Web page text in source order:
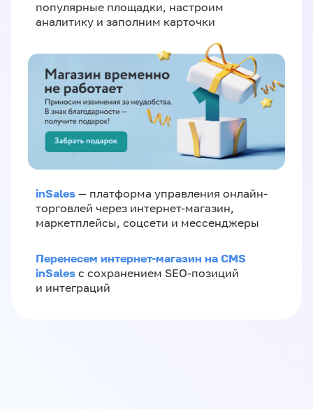
популярные площадки, настроим
аналитику и заполним карточки
inSales — платформа управления онлайн-
торговлей через интернет-магазин,
маркетплейсы, соцсети и мессенджеры
Перенесем интернет-магазин на CMS
inSales с сохранением SEO-позиций
и интеграций